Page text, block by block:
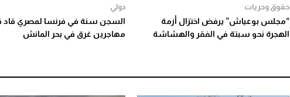
حقوق وحريات
“مجلس بوعياش” يرفض اختزال أزمة
الهجرة نحو سبتة في الفقر والهشاشة
دولي
السجن سنة في فرنسا لمصري قاد
مهاجرين غرق في بحر المانش